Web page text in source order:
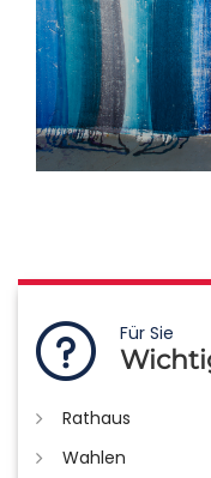
Für Sie
Rathaus
Wahlen